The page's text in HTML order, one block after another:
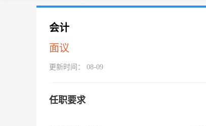
会计
面议
更新时间： 08-09
任职要求